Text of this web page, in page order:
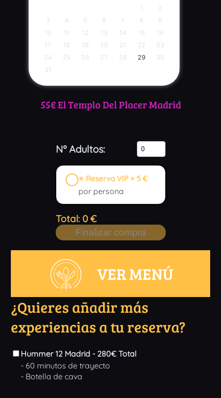
1
2
3
4 5 6 7 8
9
10
11 12 13 14 15
16
17
18 19 20 21 22
23
24
25 26 27 28 29
30
31
55€ El Templo Del Placer Madrid
Nº Adultos:
⭐ Reserva VIP + 5 €
por persona
Total: 0€
Finalizar compra
VER MENÚ
¿Quieres añadir más
experiencias a tu reserva?
Hummer 12 Madrid - 280€ Total
- 60 minutos de trayecto
- Botella de cava